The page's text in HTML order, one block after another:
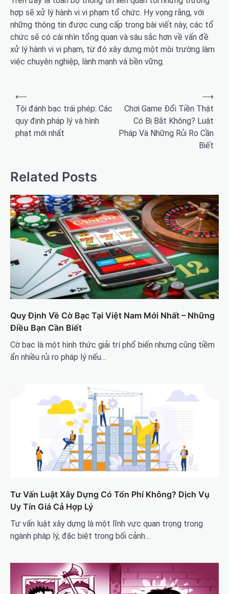
hợp sẽ xử lý hành vi vi phạm tổ chức. Hy vọng rằng, với
những thông tin được cung cấp trong bài viết này, các tổ
chức sẽ có cái nhìn tổng quan và sâu sắc hơn về vấn đề
xử lý hành vi vi phạm, từ đó xây dựng một môi trường làm
việc chuyên nghiệp, lành mạnh và bền vững.
Điều
hướng
bài
viết
⟵
Tội đánh bạc trái phép: Các
quy định pháp lý và hình
phạt mới nhất
Chơi Game Đổi Tiền Thật
Có Bị Bắt Không? Luật
Pháp Và Những Rủi Ro Cần
Biết
⟶
Related Posts
Quy Định Về Cờ Bạc Tại Việt Nam Mới Nhất – Những
Điều Bạn Cần Biết
Cờ bạc là một hình thức giải trí phổ biến nhưng cũng tiềm
ẩn nhiều rủi ro pháp lý nếu…
Tư Vấn Luật Xây Dựng Có Tốn Phí Không? Dịch Vụ
Uy Tín Giá Cả Hợp Lý
Tư vấn luật xây dựng là một lĩnh vực quan trọng trong
ngành pháp lý, đặc biệt trong bối cảnh…